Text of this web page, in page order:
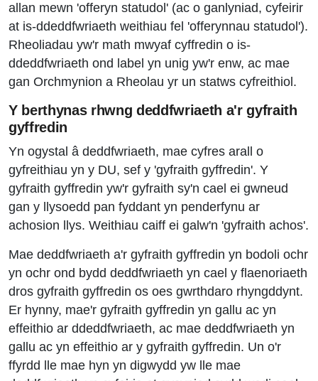
allan mewn 'offeryn statudol' (ac o ganlyniad, cyfeirir
at is-ddeddfwriaeth weithiau fel 'offerynnau statudol').
Rheoliadau yw'r math mwyaf cyffredin o is-
ddeddfwriaeth ond label yn unig yw'r enw, ac mae
gan Orchmynion a Rheolau yr un statws cyfreithiol.
Y berthynas rhwng deddfwriaeth a'r gyfraith
gyffredin
Yn ogystal â deddfwriaeth, mae cyfres arall o
gyfreithiau yn y DU, sef y 'gyfraith gyffredin'. Y
gyfraith gyffredin yw'r gyfraith sy'n cael ei gwneud
gan y llysoedd pan fyddant yn penderfynu ar
achosion llys. Weithiau caiff ei galw'n 'gyfraith achos'.
Mae deddfwriaeth a'r gyfraith gyffredin yn bodoli ochr
yn ochr ond bydd deddfwriaeth yn cael y flaenoriaeth
dros gyfraith gyffredin os oes gwrthdaro rhyngddynt.
Er hynny, mae'r gyfraith gyffredin yn gallu ac yn
effeithio ar ddeddfwriaeth, ac mae deddfwriaeth yn
gallu ac yn effeithio ar y gyfraith gyffredin. Un o'r
ffyrdd lle mae hyn yn digwydd yw lle mae